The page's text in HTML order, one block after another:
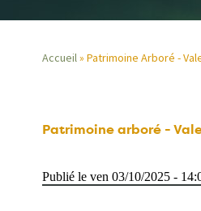
d'Ariane
Accueil Patrimoine Arboré -
Patrimoine arboré -
Publié le ven 03/10/2025 -